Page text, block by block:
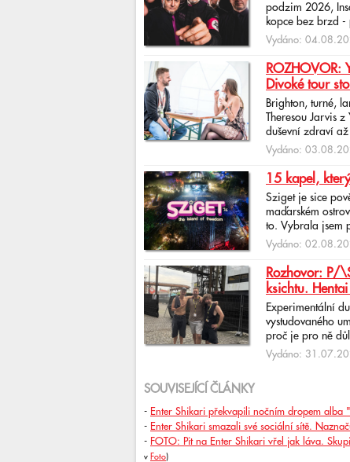
podzim 2026,
kopce bez brzd -
Vydáno:
ROZHOVOR:
Divoké tour
Brighton, turné,
Theresou Jarvis
duševní zdraví
Vydáno:
15 kapel,
Sziget je sice
maďarském
to. Vybrala jsem
Vydáno:
Rozhovor: P/
ksichtu.
Experimentální
vystudovaného
proč je pro ně
Vydáno:
SOUVISEJÍCÍ ČLÁNKY
- Enter Shikari překvapili nočním dropem alba
- Enter Shikari smazali své sociální sítě.
- FOTO: Pit na Enter Shikari vřel jak láva.
v Foto)